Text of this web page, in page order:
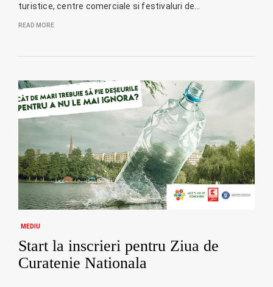
turistice, centre comerciale si festivaluri de…
READ MORE
MEDIU
Start la inscrieri pentru Ziua de
Curatenie Nationala